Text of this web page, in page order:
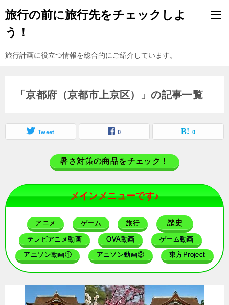
旅行の前に旅行先をチェックしよ
う！
旅行計画に役立つ情報を総合的にご紹介しています。
「京都府（京都市上京区）」の記事一覧
Tweet 0 0
暑さ対策の商品をチェック！
メインメニューです♪
アニメ ゲーム 旅行 歴史
テレビアニメ動画 OVA動画 ゲーム動画
アニソン動画① アニソン動画② 東方Project